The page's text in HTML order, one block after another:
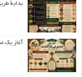
بداية
آغاز یک